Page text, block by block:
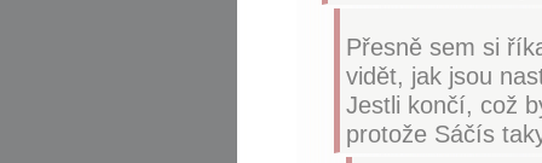
Přesně sem si
vidět, jak jsou
Jestli končí, což
protože Sáčís